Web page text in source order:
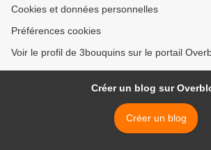
Cookies et données personnelles
Préférences cookies
Voir le profil de 3bouquins sur le portail
Créer un blog sur
Créer un blog